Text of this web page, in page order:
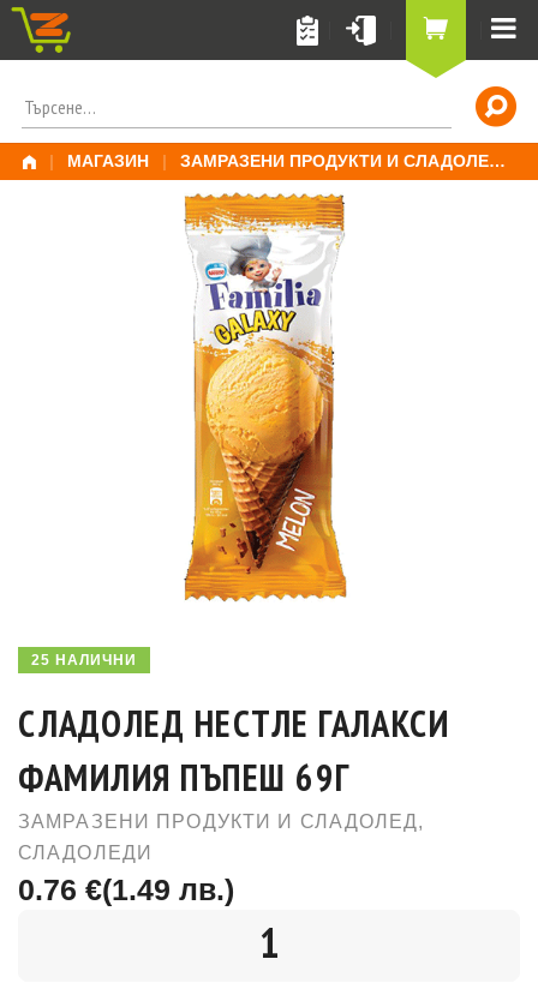
Skip
ПОТЪРСИ
ЗА:
| МАГАЗИН | ЗАМРАЗЕНИ ПРОДУКТИ И СЛАДОЛЕД
25 НАЛИЧНИ
СЛАДОЛЕД НЕСТЛЕ ГАЛАКСИ
ФАМИЛИЯ ПЪПЕШ 69Г
ЗАМРАЗЕНИ ПРОДУКТИ И СЛАДОЛЕД,
СЛАДОЛЕДИ
0.76 €(1.49 лв.)